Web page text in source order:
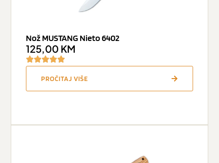
Nož MUSTANG Nieto 6402
125,00 KM
PROČITAJ VIŠE